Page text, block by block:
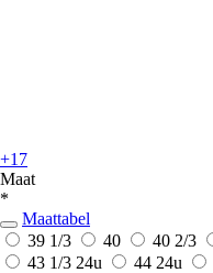
+17
Maat
*
Maattabel
39 1/3
40 40 2/3
43 1/3 24u 44 24u